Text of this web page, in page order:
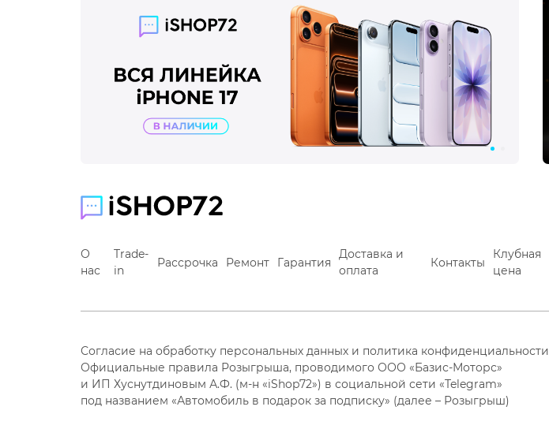
О
нас
Trade-
in
Рассрочка Ремонт Гарантия
Доставка и
оплата
Контакты
Клубная
цена
Согласие на обработку персональных данных и политика конфиденциальности
Официальные правила Розыгрыша, проводимого ООО «Базис-Моторс»
и ИП Хуснутдиновым А.Ф. (м-н «iShop72») в социальной сети «Telegram»
под названием «Автомобиль в подарок за подписку» (далее – Розыгрыш)